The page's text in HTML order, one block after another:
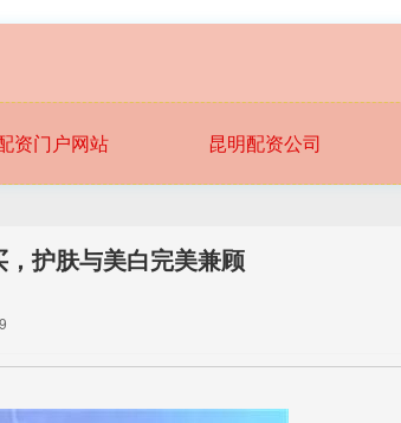
资门户网站 昆明配资公司
护肤与美白完美兼顾